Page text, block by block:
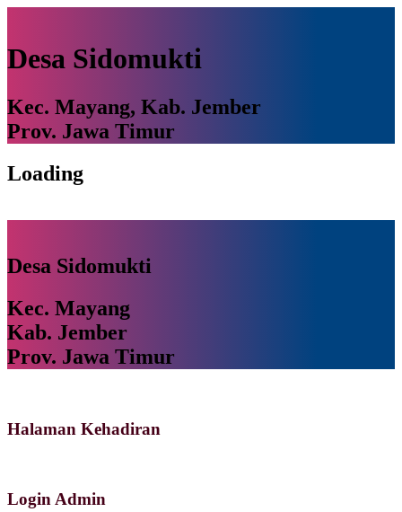
Desa Sidomukti
Kec. Mayang, Kab. Jember
Prov. Jawa Timur
Loading
Desa Sidomukti
Kec. Mayang
Kab. Jember
Prov. Jawa Timur
Halaman Kehadiran
Login Admin